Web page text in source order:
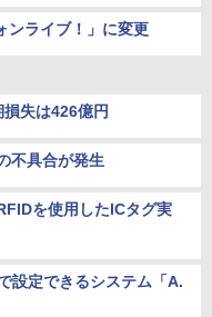
ンライブ！」に変更
失は426億円
不具合が発生
を使用したICタグ実
設定できるシステム「A.